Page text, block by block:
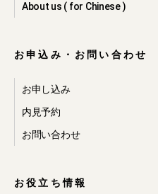
About us ( for Chinese )
お申込み・お問い合わせ
お申し込み
内見予約
お問い合わせ
お役立ち情報